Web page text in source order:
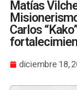
Matías
Carlos
diciembre 18,